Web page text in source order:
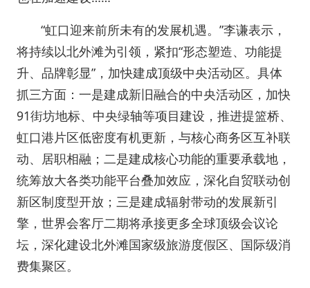
“虹口迎来前所未有的发展机遇。”李谦表示，
将持续以北外滩为引领，紧扣“形态塑造、功能提
升、品牌彰显”，加快建成顶级中央活动区。具体
抓三方面：一是建成新旧融合的中央活动区，加快
91街坊地标、中央绿轴等项目建设，推进提篮桥、
虹口港片区低密度有机更新，与核心商务区互补联
动、居职相融；二是建成核心功能的重要承载地，
统筹放大各类功能平台叠加效应，深化自贸联动创
新区制度型开放；三是建成辐射带动的发展新引
擎，世界会客厅二期将承接更多全球顶级会议论
坛，深化建设北外滩国家级旅游度假区、国际级消
费集聚区。